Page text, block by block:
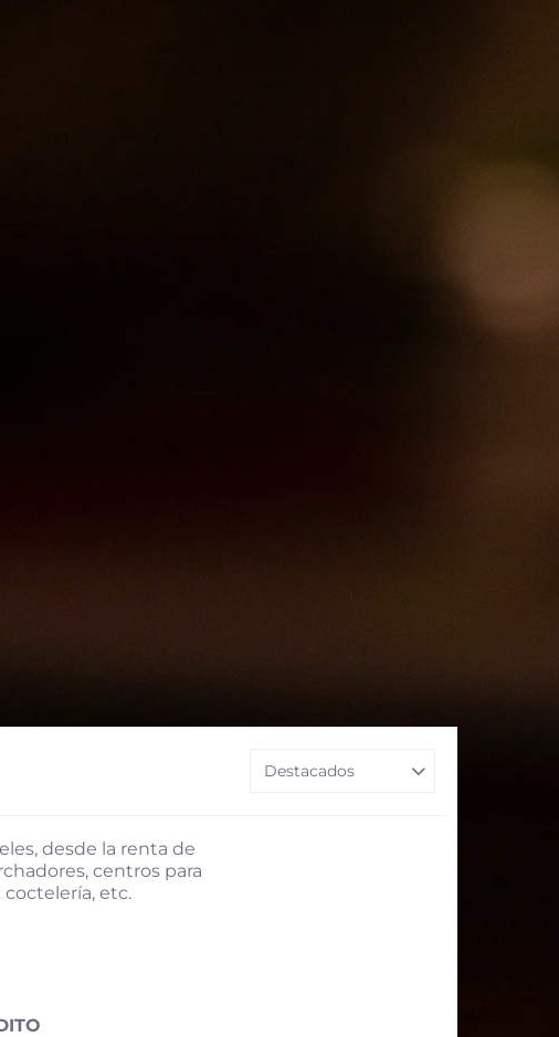
desde la renta de
centros para
etc.